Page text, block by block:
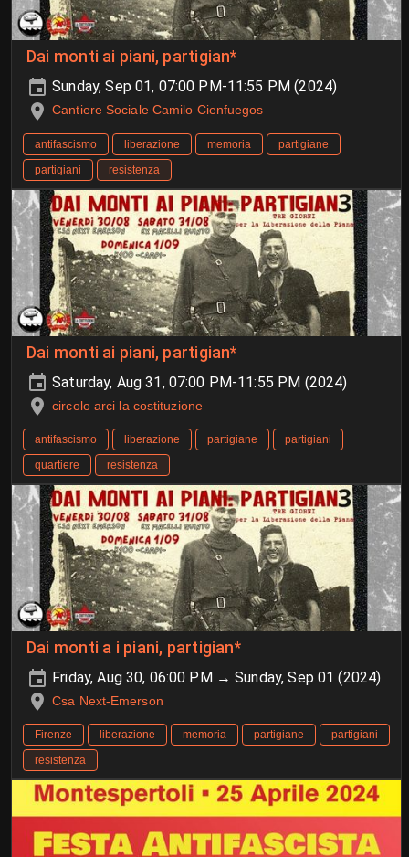
Dai monti ai piani, partigian*
Sunday, Sep 01, 07:00 PM-11:55 PM (2024)
Cantiere Sociale Camilo Cienfuegos
antifascismo liberazione memoria
partigiane
partigiani
resistenza
Dai monti ai piani, partigian*
Saturday, Aug 31, 07:00 PM-11:55 PM (2024)
circolo arci la costituzione
antifascismo liberazione partigiane
partigiani
quartiere
resistenza
Dai monti a i piani, partigian*
Friday, Aug 30, 06:00 PM → Sunday, Sep 01 (2024)
Csa Next-Emerson
Firenze liberazione memoria partigiane
partigiani
resistenza